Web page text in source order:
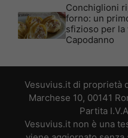
Conchiglioni
forno: un
sfizioso per la
Capodanno
Vesuvius.it di proprietà
Marchese 10, 00141
Partita
Vesuvius.it non è una